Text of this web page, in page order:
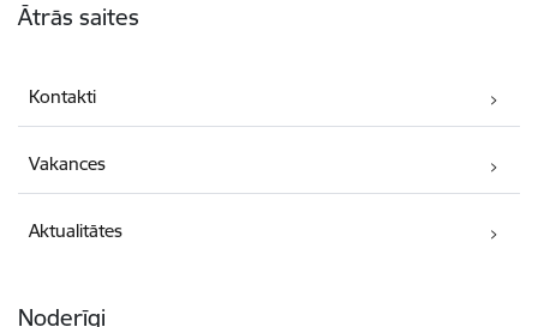
Ātrās saites
Kontakti
Vakances
Aktualitātes
Noderīgi